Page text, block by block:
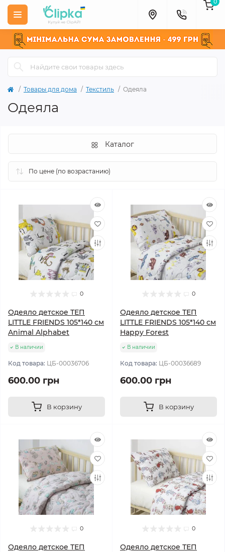
Товары для дома Текстиль Одеяла
Одеяла
Каталог
0
Одеяло детское ТЕП
LITTLE FRIENDS 105*140 см
Animal Alphabet
В наличии
Код товара: ЦБ-00036706
600.00 грн
В корзину
0
Одеяло детское ТЕП
LITTLE FRIENDS 105*140 см
Happy Forest
В наличии
Код товара: ЦБ-00036689
600.00 грн
В корзину
0
Одеяло детское ТЕП
0
Одеяло детское ТЕП